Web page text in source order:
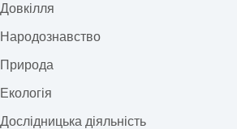
Довкілля
Народознавство
Природа
Екологія
Дослідницька діяльність